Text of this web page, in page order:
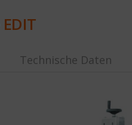
Technische Daten